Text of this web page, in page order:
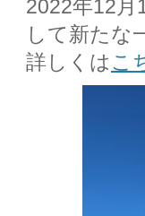
2022年12
して新たな
詳しくはこ